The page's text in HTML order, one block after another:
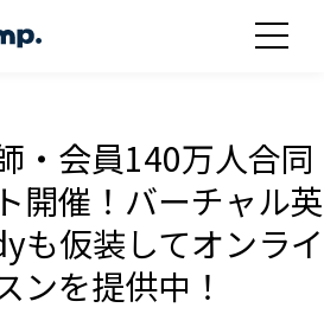
・会員140万人合同
開催！バーチャル英
も仮装してオンライ
ンを提供中！